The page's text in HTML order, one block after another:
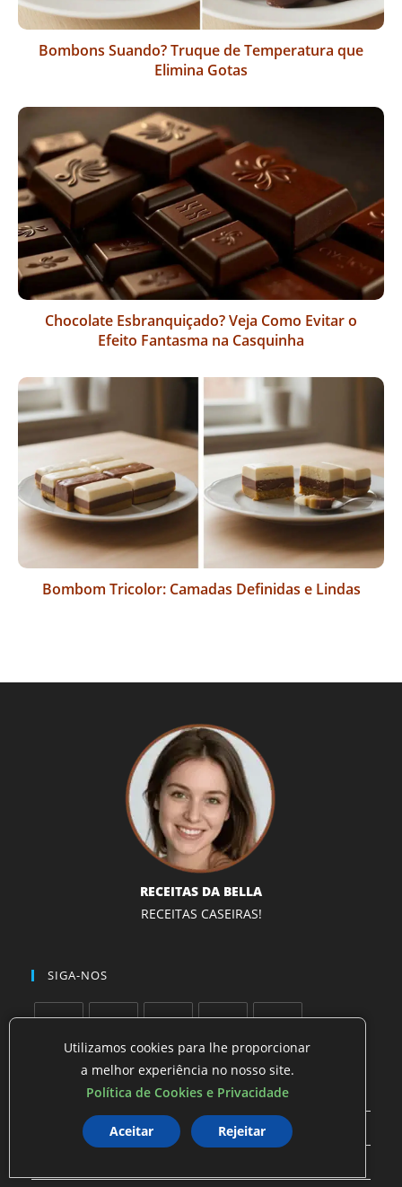
Bombons Suando? Truque de Temperatura que
Elimina Gotas
Chocolate Esbranquiçado? Veja Como Evitar o
Efeito Fantasma na Casquinha
Bombom Tricolor: Camadas Definidas e Lindas
RECEITAS DA BELLA
RECEITAS CASEIRAS!
SIGA-NOS
Abre
em
nova
aba
em
nova
aba
Abre
nova
aba
Abre
em
nova
aba
NAVEGAÇÃO
Utilizamos cookies para lhe proporcionar
a melhor experiência no nosso site.
Política de Cookies e Privacidade
Aceitar Rejeitar